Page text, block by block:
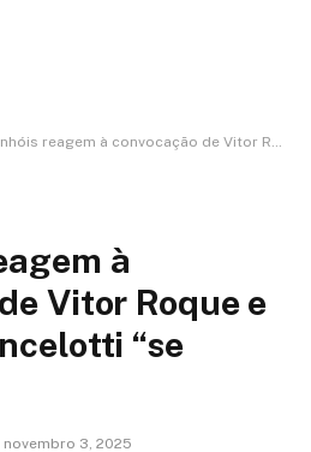
reagem à convocação de Vitor Roque e dizem que Ancelotti “se rendeu”
à
Vitor Roque e
“se
novembro 3, 2025